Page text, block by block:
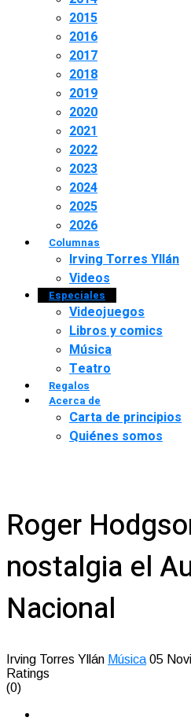
2015
2016
2017
2018
2019
2020
2021
2022
2023
2024
2025
2026
Columnas
Irving Torres Yllán
Videos
Especiales
Videojuegos
Libros y comics
Música
Teatro
Regalos
Acerca de
Carta de principios
Quiénes somos
Roger
nostalgia el
Nacional
Irving Torres Yllán Música 05
Ratings
(0)